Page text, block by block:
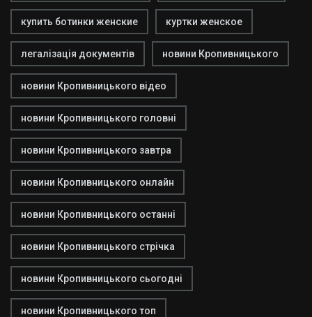
купить ботинки женские куртки женское
легалізація документів новини Кропивницького
новини Кропивницького відео
новини Кропивницького головні
новини Кропивницького завтра
новини Кропивницького онлайн
новини Кропивницького останні
новини Кропивницького стрічка
новини Кропивницького сьогодні
новини Кропивницького топ